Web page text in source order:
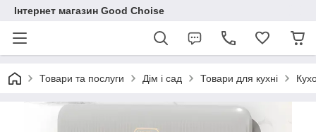
Інтернет магазин Good Choise
Товари та послуги Дім і сад Товари для кухні